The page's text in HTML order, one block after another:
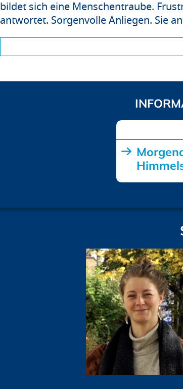
bildet sich eine Menschentraube.
antwortet. Sorgenvolle Anliegen. Sie